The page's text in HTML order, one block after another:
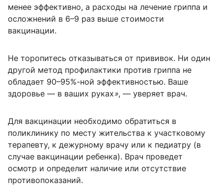
менее эффективно, а расходы на лечение гриппа и
осложнений в 6–9 раз выше стоимости
вакцинации.
Не торопитесь отказываться от прививок. Ни один
другой метод профилактики против гриппа не
обладает 90–95%-ной эффективностью. Ваше
здоровье — в ваших руках», — уверяет врач.
Для вакцинации необходимо обратиться в
поликлинику по месту жительства к участковому
терапевту, к дежурному врачу или к педиатру (в
случае вакцинации ребенка). Врач проведет
осмотр и определит наличие или отсутствие
противопоказаний.